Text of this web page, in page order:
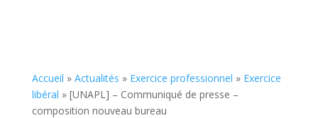
Accueil » Actualités » Exercice professionnel » Exercice
libéral » [UNAPL] – Communiqué de presse –
composition nouveau bureau